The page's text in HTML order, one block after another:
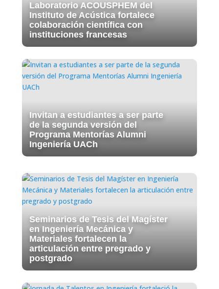
Laboratorio ACOUSPHEM del
Instituto de Acústica fortalece
colaboración científica con
instituciones francesas
Invitan a estudiantes a ser parte
de la segunda versión del
Programa Mentorías Alumni
Ingeniería UACh
Seminarios de Tesis del Magíster
en Ingeniería Mecánica y
Materiales fortalecen la
articulación entre pregrado y
postgrado